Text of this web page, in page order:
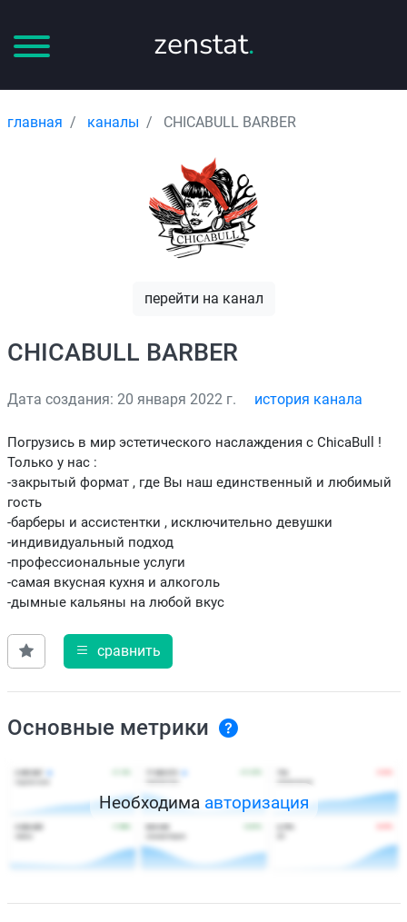
zenstat.
главная каналы CHICABULL BARBER
перейти на канал
CHICABULL BARBER
Дата создания: 20 января 2022 г. история канала
Погрузись в мир эстетического наслаждения с ChicaBull !
Только у нас :
-закрытый формат , где Вы наш единственный и любимый
гость
-барберы и ассистентки , исключительно девушки
-индивидуальный подход
-профессиональные услуги
-самая вкусная кухня и алкоголь
-дымные кальяны на любой вкус
сравнить
Основные метрики
Необходима авторизация